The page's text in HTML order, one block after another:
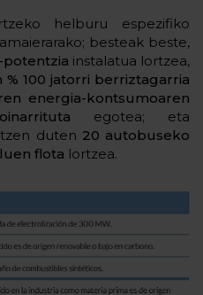
helburu espezifiko
besteak beste,
instalatua lortzea,
% 100 jatorri berriztagarria
energia-kontsumoaren
egotea; eta
duten 20 autobuseko
flota lortzea.